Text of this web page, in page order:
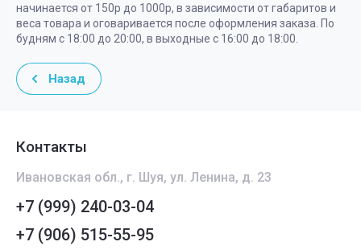
начинается от 150р до 1000р, в зависимости от габаритов и
веса товара и оговаривается после оформления заказа. По
будням с 18:00 до 20:00, в выходные с 16:00 до 18:00.
Назад
Контакты
Ивановская обл., г. Шуя, ул. Ленина, д. 23
+7 (999) 240-03-04
+7 (906) 515-55-95